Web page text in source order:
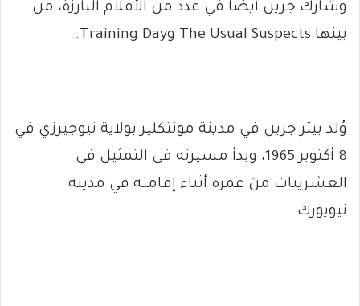
وشارك جرين أيضاً في عدد من الأفلام البارزة، من
بينها The Usual Suspects وTraining Day.
وُلد بيتر جرين في مدينة مونتكلير بولاية نيوجيرزي في
8 أكتوبر 1965، وبدأ مسيرته في التمثيل في
العشرينات من عمره أثناء إقامته في مدينة
نيويورك.